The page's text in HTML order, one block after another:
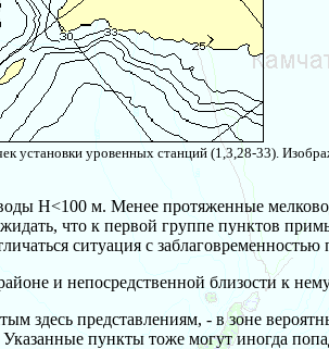
установки уровенных станций (1,3,28-33).
H<100 м. Менее протяженные
что к первой группе пунктов
ситуация с
и непосредственной близости к
здесь представлениям, - в зоне
пункты тоже могут иногда